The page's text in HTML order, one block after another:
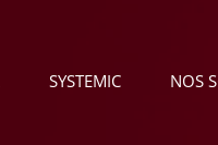
SYSTEMIC NOS